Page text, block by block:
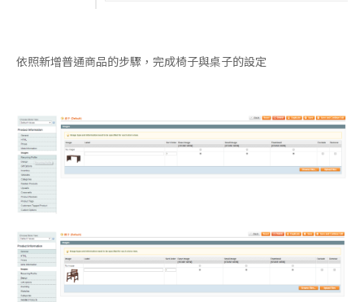
依照新增普通商品的步驟，完成椅子與桌子的設定